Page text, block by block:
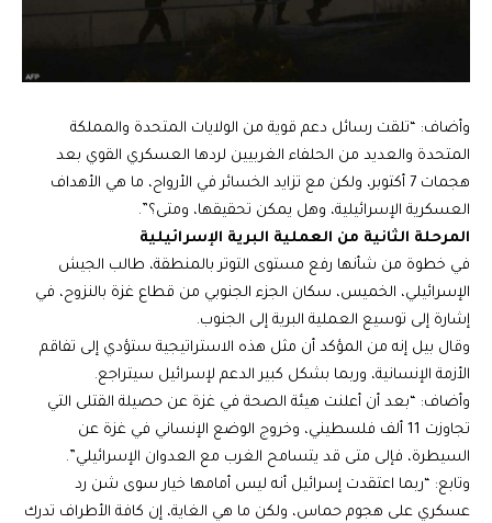
وأضاف: “تلقت رسائل دعم قوية من الولايات المتحدة والمملكة
المتحدة والعديد من الحلفاء الغربيين لردها العسكري القوي بعد
هجمات 7 أكتوبر، ولكن مع تزايد الخسائر في الأرواح، ما هي الأهداف
العسكرية الإسرائيلية، وهل يمكن تحقيقها، ومتى؟”.
المرحلة الثانية من العملية البرية الإسرائيلية
في خطوة من شأنها رفع مستوى التوتر بالمنطقة، طالب الجيش
الإسرائيلي، الخميس، سكان الجزء الجنوبي من قطاع غزة بالنزوح، في
إشارة إلى توسيع العملية البرية إلى الجنوب.
وقال بيل إنه من المؤكد أن مثل هذه الاستراتيجية ستؤدي إلى تفاقم
الأزمة الإنسانية، وربما بشكل كبير الدعم لإسرائيل سيتراجع.
وأضاف: “بعد أن أعلنت هيئة الصحة في غزة عن حصيلة القتلى التي
تجاوزت 11 ألف فلسطيني، وخروج الوضع الإنساني في غزة عن
السيطرة، فإلى متى قد يتسامح الغرب مع العدوان الإسرائيلي”.
وتابع: “ربما اعتقدت إسرائيل أنه ليس أمامها خيار سوى شن رد
عسكري على هجوم حماس، ولكن ما هي الغاية، إن كافة الأطراف تدرك